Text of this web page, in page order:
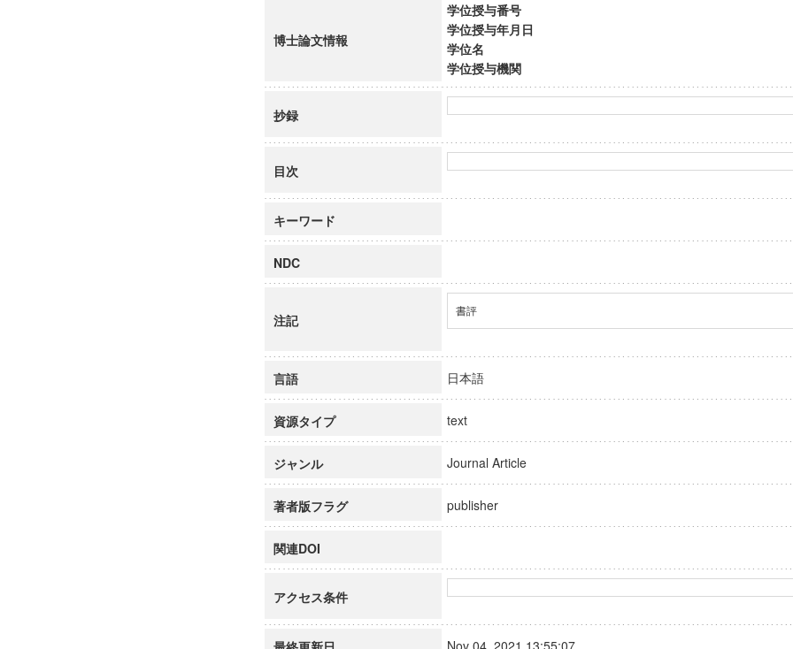
博士論文情報
学位授与番号
学位授与年月日
学位名
学位授与機関
抄録
目次
キーワード
NDC
注記
書評
言語 日本語
資源タイプ text
ジャンル Journal Article
著者版フラグ publisher
関連DOI
アクセス条件
Nov 04, 2021 13:55:07